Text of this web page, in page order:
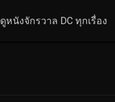
ดูหนังจักรวาล DC ทุกเรื่อง